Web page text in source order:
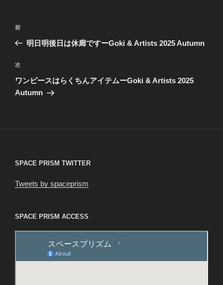
投
ビ
ゲ
ー
前
の
稿
前
明日明後日は休廊ですーGoki & Artists 2025 Autumn
次
の
投
次
ワンピースはらくちんアイテムーGoki & Artists 2025
Autumn
SPACE PRISM TWITTER
Tweets by spaceprism
SPACE PRISM ACCESS